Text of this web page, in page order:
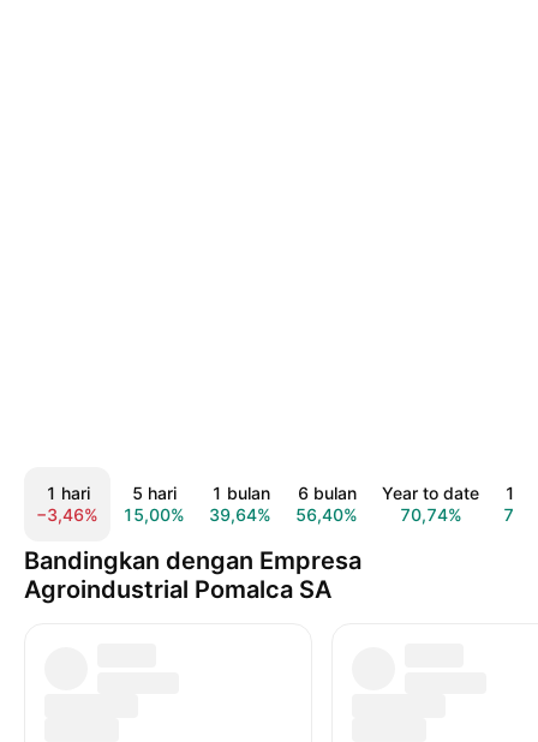
1 hari
−3,46%
5 hari
15,00%
1 bulan
39,64%
6 bulan
56,40%
Year to date
70,74%
1
Bandingkan dengan Empresa
Agroindustrial Pomalca SA